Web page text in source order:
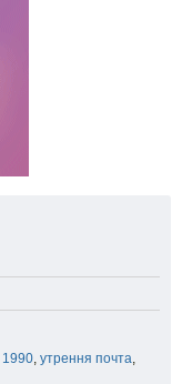
1990, утрення почта,